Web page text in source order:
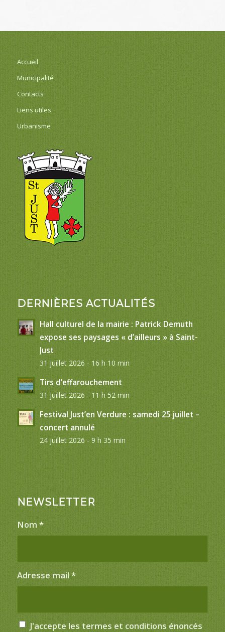
Accueil
Municipalité
Contacts
Liens utiles
Urbanisme
DERNIÈRES ACTUALITÉS
Hall culturel de la mairie : Patrick Demuth
expose ses paysages « d’ailleurs » à Saint-
Just
31 juillet 2026 - 16 h 10 min
Tirs d’effarouchement
31 juillet 2026 - 11 h 52 min
Festival Just’en Verdure : samedi 25 juillet –
concert annulé
24 juillet 2026 - 9 h 35 min
NEWSLETTER
Nom *
Adresse mail *
J'accepte les termes et conditions énoncés